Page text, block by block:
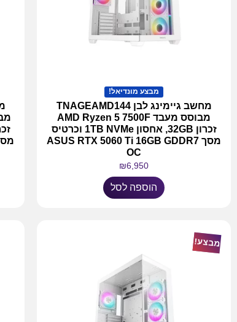
מבצע מונדיאל!
מחשב גיימינג לבן TNAGEAMD144
מבוסס מעבד AMD Ryzen 5 7500F
זכרון 32GB, אחסון 1TB NVMe וכרטיס
מסך ASUS RTX 5060 Ti 16GB GDDR7
OC
₪6,950
הוספה לסל
מבצע!